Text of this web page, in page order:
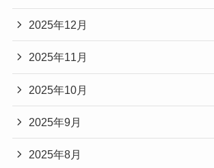
2025年12月
2025年11月
2025年10月
2025年9月
2025年8月